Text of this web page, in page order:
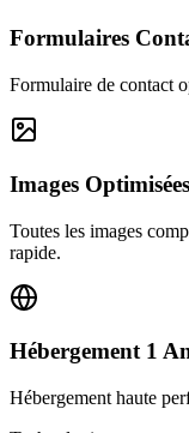
Formulaires
Formulaire de contact
Images Optimisées
Toutes les images
rapide.
Hébergement 1
Hébergement haute